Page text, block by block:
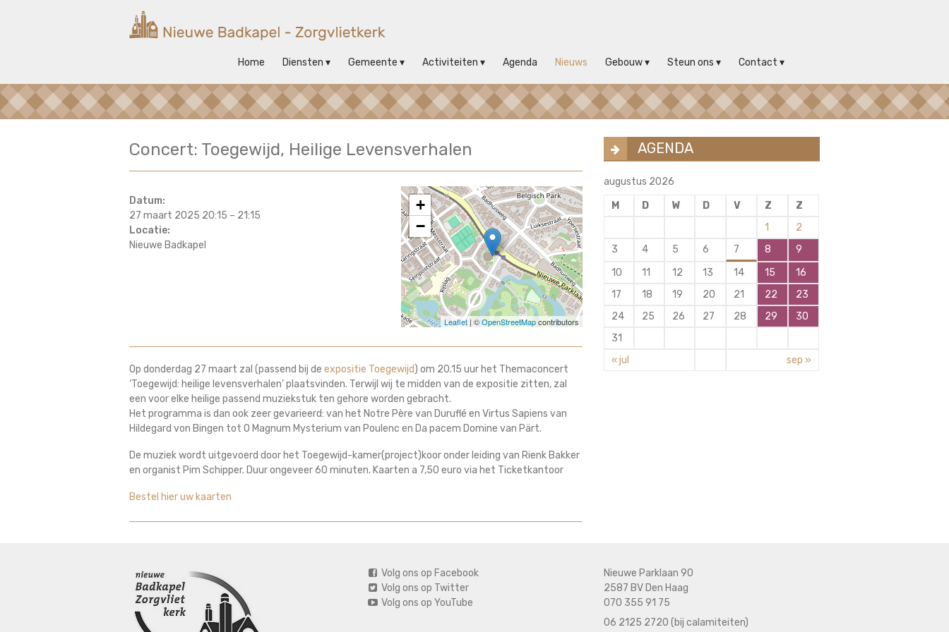
Nieuwe
Kerk
op
Home Diensten Gemeente Activiteiten Agenda Nieuws Gebouw Steun ons Contact
Concert: Toegewijd, Heilige Levensverhalen
Datum:
27 maart 2025 20:15 – 21:15
Locatie:
Nieuwe Badkapel
+
−
Leaflet| ©OpenStreetMapcontributors
Op donderdag 27 maart zal (passend bij de expositie Toegewijd) om 20.15 uur het Themaconcert
‘Toegewijd: heilige levensverhalen’ plaatsvinden. Terwijl wij te midden van de expositie zitten, zal
een voor elke heilige passend muziekstuk ten gehore worden gebracht.
Het programma is dan ook zeer gevarieerd: van het Notre Père van Duruflé en Virtus Sapiens van
Hildegard von Bingen tot O Magnum Mysterium van Poulenc en Da pacem Domine van Pärt.
De muziek wordt uitgevoerd door het Toegewijd-kamer(project)koor onder leiding van Rienk Bakker
en organist Pim Schipper. Duur ongeveer 60 minuten. Kaarten a 7,50 euro via het Ticketkantoor
Bestel hier uw kaarten
AGENDA
augustus 2026
M
D W D V Z
Z
1
2
3
4 5 6 7 8
9
10
11 12 13 14 15
16
17
18 19 20 21 22
23
24
25 26 27 28 29
30
31
« jul
sep »
Volg ons op Facebook
Volg ons op Twitter
Volg ons op YouTube
Nieuwe Parklaan 90
2587 BV Den Haag
070 355 91 75
06 2125 2720 (bij calamiteiten)